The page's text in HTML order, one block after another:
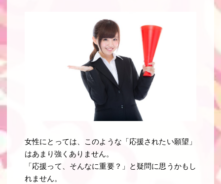
女性にとっては、このような「応援されたい願望」
はあまり強くありません。
「応援って、そんなに重要？」と疑問に思うかもし
れません。